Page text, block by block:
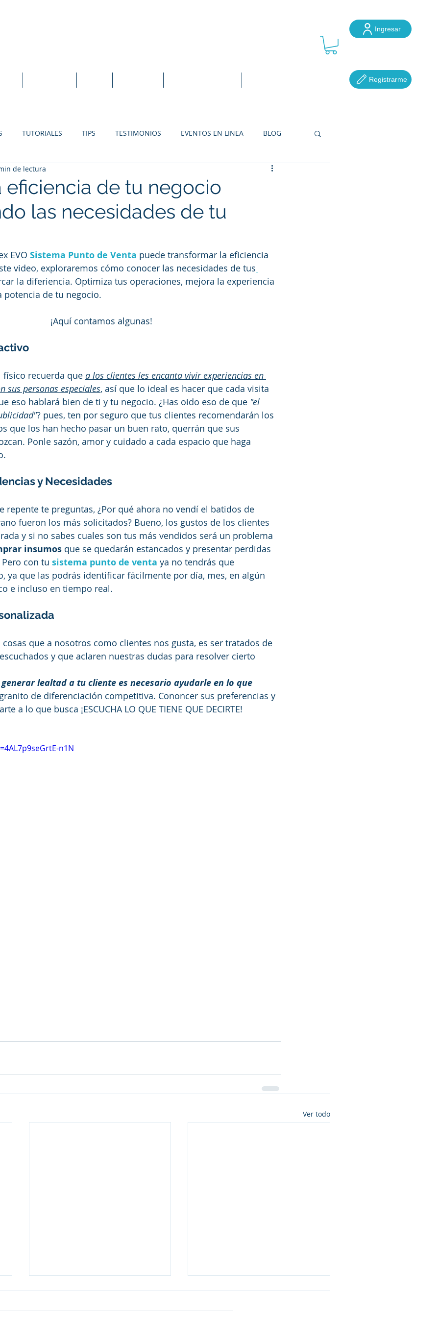
Ingresar
Registrarme
TUTORIALES TIPS TESTIMONIOS EVENTOS EN LINEA BLOG
SOLUCIONES PARA RESTAURANTES
SOLUCIONES PARA TIENDAS DE REGALOS
eficiencia de tu negocio
las necesidades de tu
de lectura
EVO Sistema Punto de Venta puede transformar la eficiencia
video, exploraremos cómo conocer las necesidades de tus
la diferiencia. Optimiza tus operaciones, mejora la experiencia
potencia de tu negocio.
¡Aquí contamos algunas!
físico recuerda que a los clientes les encanta vivir experiencias en
sus personas especiales, así que lo ideal es hacer que cada visita
eso hablará bien de ti y tu negocio. ¿Has oido eso de que "el
? pues, ten por seguro que tus clientes recomendarán los
que los han hecho pasar un buen rato, querrán que sus
Ponle sazón, amor y cuidado a cada espacio que haga
y Necesidades
repente te preguntas, ¿Por qué ahora no vendí el batidos de
fueron los más solicitados? Bueno, los gustos de los clientes
y si no sabes cuales son tus más vendidos será un problema
insumos que se quedarán estancados y presentar perdidas
con tu sistema punto de venta ya no tendrás que
ya que las podrás identificar fácilmente por día, mes, en algún
e incluso en tiempo real.
que a nosotros como clientes nos gusta, es ser tratados de
y que aclaren nuestras dudas para resolver cierto
generar lealtad a tu cliente es necesario ayudarle en lo que
de diferenciación competitiva. Cononcer sus preferencias y
a lo que busca ¡ESCUCHA LO QUE TIENE QUE DECIRTE!
n1N
Ver todo